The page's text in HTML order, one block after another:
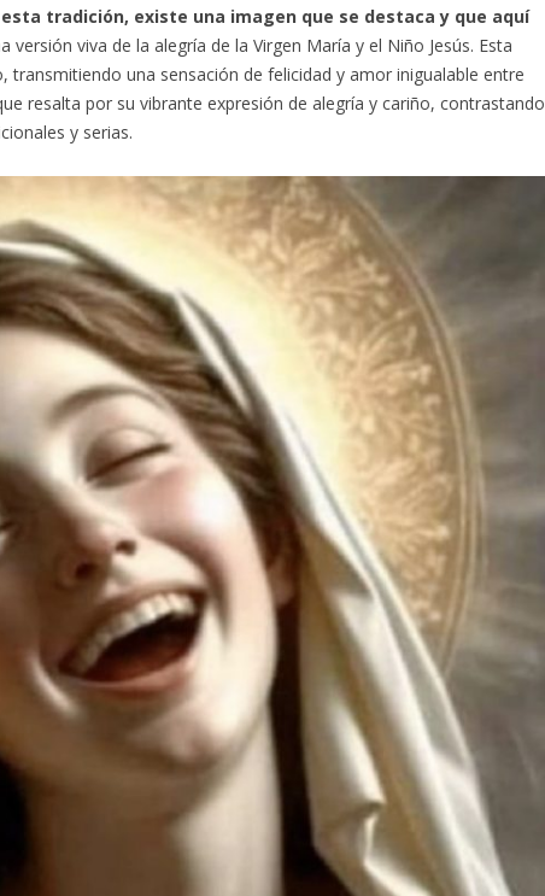
tradición, existe una imagen que se destaca y que aquí
versión viva de la alegría de la Virgen María y el Niño Jesús. Esta
una sensación de felicidad y amor inigualable entre
resalta por su vibrante expresión de alegría y cariño, contrastando
y serias.